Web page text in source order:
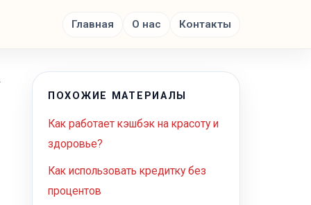
Главная О нас Контакты
ПОХОЖИЕ МАТЕРИАЛЫ
Как работает кэшбэк на красоту и
здоровье?
Как использовать кредитку без
процентов